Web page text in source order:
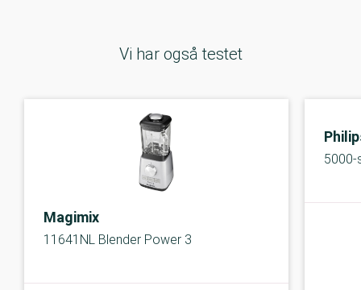
Vi har også testet
Magimix
11641NL Blender Power 3
5000-